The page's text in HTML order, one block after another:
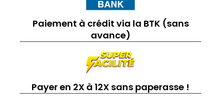
Paiement à crédit via la BTK (sans
avance)
Payer en 2X à 12X sans paperasse !